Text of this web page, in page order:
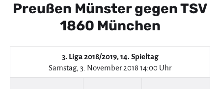
Preußen Münster gegen TSV
1860 München
3. Liga 2018/2019, 14. Spieltag
Samstag, 3. November 2018 14:00 Uhr